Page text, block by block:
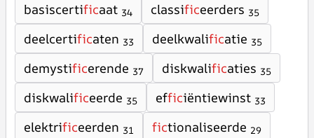
basiscertificaat 34 classificeerders 35
deelcertificaten 33 deelkwalificatie 35
demystificerende 37 diskwalificaties 35
diskwalificeerde 35 efficiëntiewinst 33
elektrificeerden 31 fictionaliseerde 29